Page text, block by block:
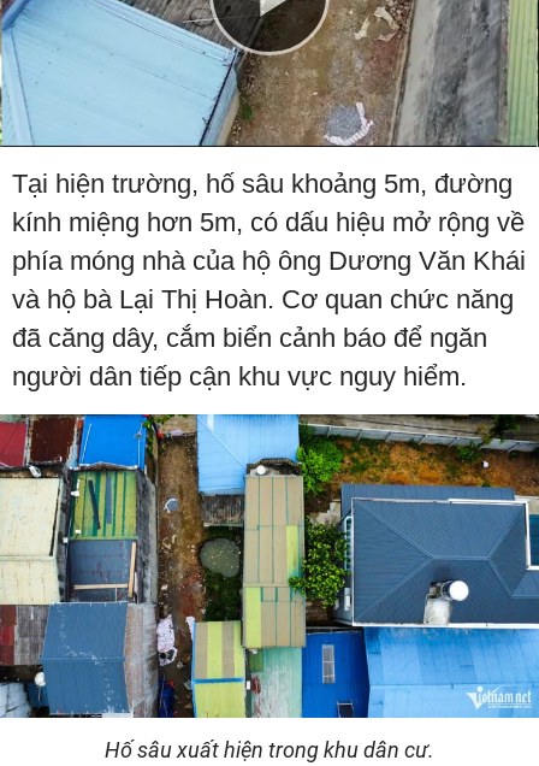
Play
Video
Tại hiện trường, hố sâu khoảng 5m, đường
kính miệng hơn 5m, có dấu hiệu mở rộng về
phía móng nhà của hộ ông Dương Văn Khái
và hộ bà Lại Thị Hoàn. Cơ quan chức năng
đã căng dây, cắm biển cảnh báo để ngăn
người dân tiếp cận khu vực nguy hiểm.
Hố sâu xuất hiện trong khu dân cư.